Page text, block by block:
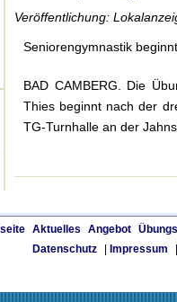
Veröffentlichung:
Seniorengymnastik beginnt
BAD CAMBERG. Die
Thies beginnt nach der
TG-Turnhalle an der
Aktuelles Angebot
Datenschutz
Impressum